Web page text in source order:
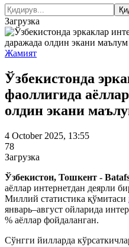
Загрузка
Жамият
Ўзбекистонда
фаоллигида
олдин экани
4 October 2025, 13:55
78
Загрузка
Ўзбекистон, Тошкент -
аёллар интернетдан деярли
Миллий статистика қўмитаси
январь–август ойларида
% аёллар фойдаланган.
Сўнгги йилларда